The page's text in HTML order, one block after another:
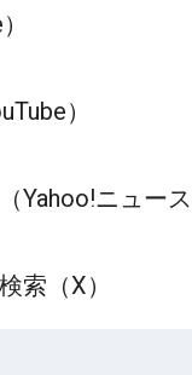
）
Yahoo!ニュー
索（X）